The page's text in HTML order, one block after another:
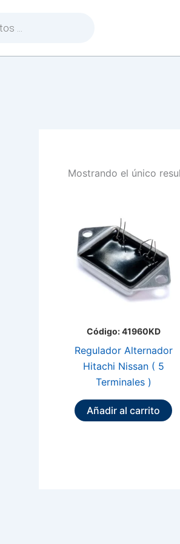
Mostrando el único
Código: 41960KD
Regulador Alternador
Hitachi Nissan ( 5
Terminales )
Añadir al carrito